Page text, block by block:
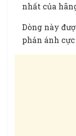
nhất của
Dòng này
phản ánh